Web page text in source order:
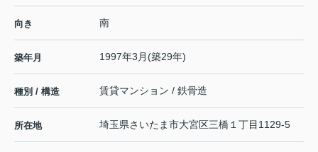
向き 南
築年月 1997年3月(築29年)
種別 / 構造 賃貸マンション / 鉄骨造
所在地 埼玉県さいたま市大宮区三橋１丁目1129-5